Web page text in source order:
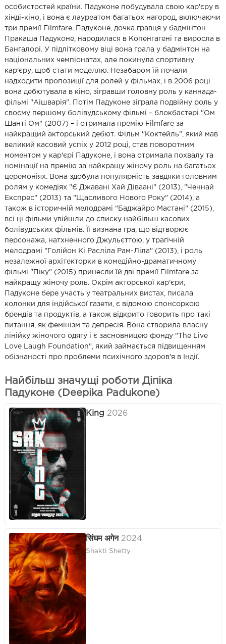
особистостей країни. Падуконе побудувала свою кар'єру в
хінді-кіно, і вона є лауреатом багатьох нагород, включаючи
три премії Filmfare. Падуконе, дочка гравця у бадмінтон
Пракаша Падуконе, народилася в Копенгагені та виросла в
Бангалорі. У підлітковому віці вона грала у бадмінтон на
національних чемпіонатах, але покинула спортивну
кар'єру, щоб стати моделлю. Незабаром їй почали
надходити пропозиції для ролей у фільмах, і в 2006 році
вона дебютувала в кіно, зігравши головну роль у каннада-
фільмі "Аішварія". Потім Падуконе зіграла подвійну роль у
своєму першому болівудському фільмі – блокбастері "Ом
Шанті Ом" (2007) – і отримала премію Filmfare за
найкращий акторський дебют. Фільм "Коктейль", який мав
великий касовий успіх у 2012 році, став поворотним
моментом у кар'єрі Падуконе, і вона отримала похвалу та
номінації на премію за найкращу жіночу роль на багатьох
церемоніях. Вона здобула популярність завдяки головним
ролям у комедіях "Є Джавані Хай Діваані" (2013), "Ченнай
Експрес" (2013) та "Щасливого Нового Року" (2014), а
також в історичній мелодрамі "Баджайро Мастані" (2015),
всі ці фільми увійшли до списку найбільш касових
болівудських фільмів. Її визнана гра, що відтворює
персонажа, натхненного Джульєттою, у трагічній
мелодрамі "Голійон Кі Расліла Рам-Ліла" (2013), і роль
незалежної архітекторки в комедійно-драматичному
фільмі "Піку" (2015) принесли їй дві премії Filmfare за
найкращу жіночу роль. Окрім акторської кар'єри,
Падуконе бере участь у театральних вистах, писала
колонки для індійської газети, є відомою спонсоркою
брендів та продуктів, а також відкрито говорить про такі
питання, як фемінізм та депресія. Вона створила власну
лінійку жіночого одягу і є засновницею фонду "The Live
Love Laugh Foundation", який займається підвищенням
обізнаності про проблеми психічного здоров'я в Індії.
Найбільш значущі роботи Діпіка
Падуконе (Deepika Padukone)
King 2026
सिंघम अगेन 2024
Shakti Shetty